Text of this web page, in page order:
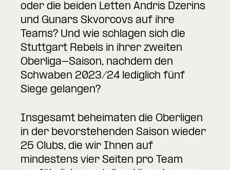
oder die beiden Letten Andris Dzerins
und Gunars Skvorcovs auf ihre
Teams? Und wie schlagen sich die
Stuttgart Rebels in ihrer zweiten
Oberliga-Saison, nachdem den
Schwaben 2023/24 lediglich fünf
Siege gelangen?
Insgesamt beheimaten die Oberligen
in der bevorstehenden Saison wieder
25 Clubs, die wir Ihnen auf
mindestens vier Seiten pro Team